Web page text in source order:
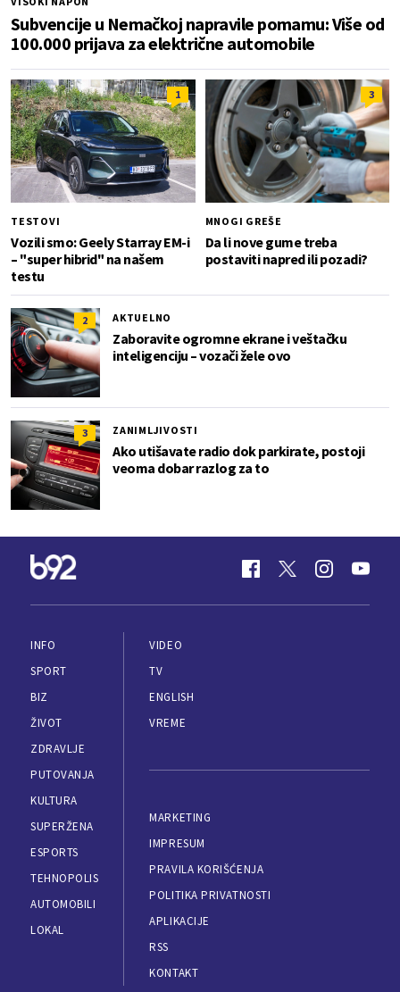
Subvencije u Nemačkoj napravile pomamu: Više od
100.000 prijava za električne automobile
1
TESTOVI
Vozili smo: Geely Starray EM-i
– "super hibrid" na našem
testu
3
MNOGI GREŠE
Da li nove gume treba
postaviti napred ili pozadi?
2 AKTUELNO
Zaboravite ogromne ekrane i veštačku
inteligenciju – vozači žele ovo
3 ZANIMLJIVOSTI
Ako utišavate radio dok parkirate, postoji
veoma dobar razlog za to
INFO
SPORT
BIZ
ŽIVOT
ZDRAVLJE
PUTOVANJA
KULTURA
SUPERŽENA
ESPORTS
TEHNOPOLIS
AUTOMOBILI
LOKAL
VIDEO
TV
ENGLISH
VREME
MARKETING
IMPRESUM
PRAVILA KORIŠĆENJA
POLITIKA PRIVATNOSTI
APLIKACIJE
RSS
KONTAKT